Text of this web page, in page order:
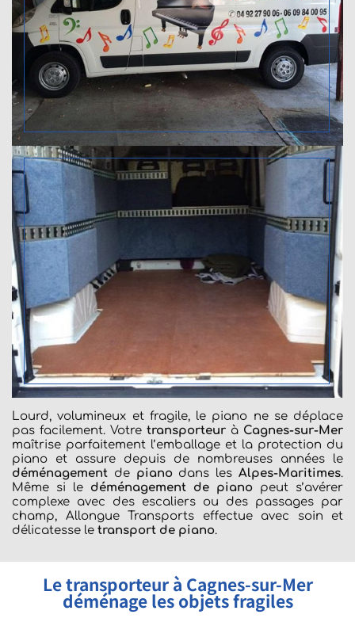
Lourd, volumineux et fragile, le piano ne se déplace
pas facilement. Votre transporteur à Cagnes-sur-Mer
maîtrise parfaitement l’emballage et la protection du
piano et assure depuis de nombreuses années le
déménagement de pianodans lesAlpes-Maritimes.
Même si le déménagement de piano peut s’avérer
complexe avec des escaliers ou des passages par
champ, Allongue Transports effectue avec soin et
délicatesse le transport de piano.
Le transporteur à Cagnes-sur-Mer
déménage les objets fragiles